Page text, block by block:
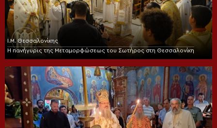
Ι.Μ. Θεσσαλονίκης
Η πανήγυρις της Μεταμορφώσεως του Σωτήρος στη Θεσσαλονίκη